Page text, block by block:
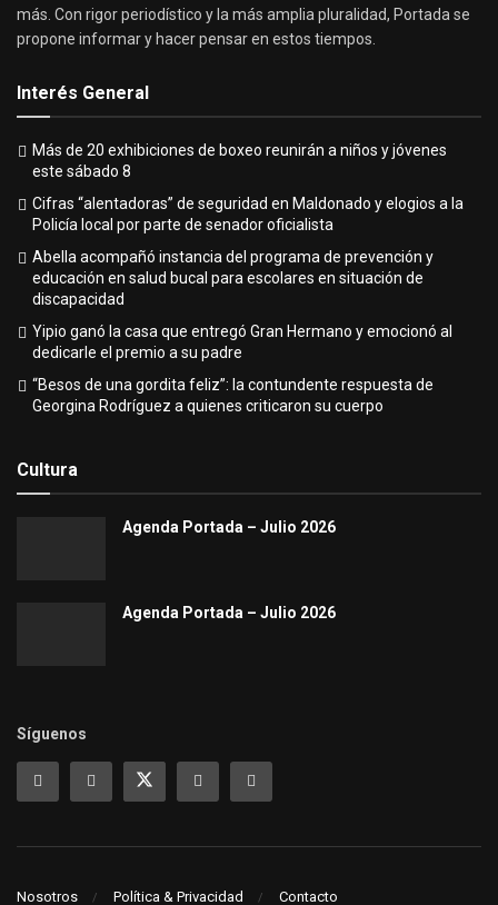
más. Con rigor periodístico y la más amplia pluralidad, Portada se
propone informar y hacer pensar en estos tiempos.
Interés General
Más de 20 exhibiciones de boxeo reunirán a niños y jóvenes
este sábado 8
Cifras “alentadoras” de seguridad en Maldonado y elogios a la
Policía local por parte de senador oficialista
Abella acompañó instancia del programa de prevención y
educación en salud bucal para escolares en situación de
discapacidad
Yipio ganó la casa que entregó Gran Hermano y emocionó al
dedicarle el premio a su padre
“Besos de una gordita feliz”: la contundente respuesta de
Georgina Rodríguez a quienes criticaron su cuerpo
Cultura
Agenda Portada – Julio 2026
Agenda Portada – Julio 2026
Síguenos
Nosotros Política & Privacidad Contacto